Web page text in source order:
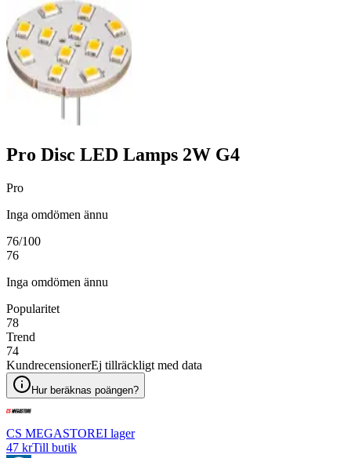
Pro Disc LED Lamps 2W G4
Pro
Inga omdömen ännu
76/100
76
Inga omdömen ännu
Popularitet
78
Trend
74
KundrecensionerEj tillräckligt med data
Hur beräknas poängen?
CS MEGASTOREI lager
47 krTill butik